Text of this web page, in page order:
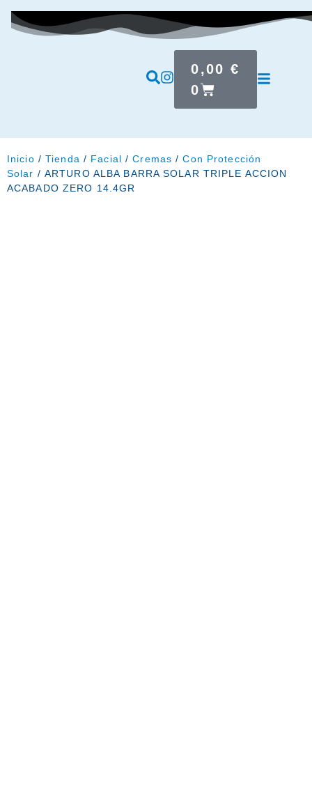
0,00€
0
Inicio /Tienda / Facial /Cremas /Con Protección
Solar / ARTURO ALBA BARRA SOLAR TRIPLE ACCION
ACABADO ZERO 14.4GR